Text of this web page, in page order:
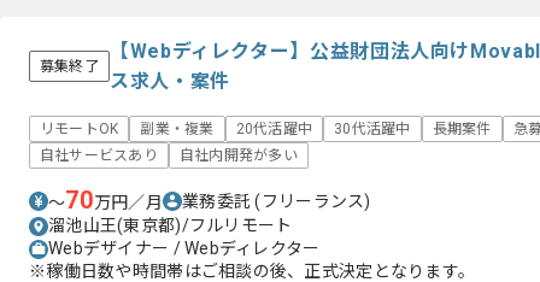
募集終了
【Webディレクター】公益財団法人向け
ス求人・案件
リモートOK 副業・複業 20代活躍中 30代活躍中 長期案件
急
自社サービスあり
自社内開発が多い
〜70万円／月 業務委託(フリーランス)
溜池山王(東京都)/フルリモート
Webデザイナー / Webディレクター
※稼働日数や時間帯はご相談の後、正式決定となります。